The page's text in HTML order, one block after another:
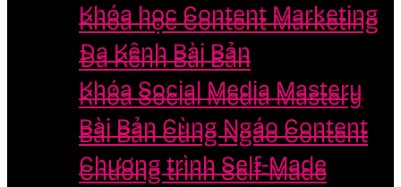
Khóa học Content Marketing
Đa Kênh Bài Bản
Khóa Social Media Mastery
Bài Bản Cùng Ngáo Content
Chương trình Self-Made
Khóa học Content Marketing
Đa Kênh Bài Bản
Khóa Social Media Mastery
Bài Bản Cùng Ngáo Content
Chương trình Self-Made